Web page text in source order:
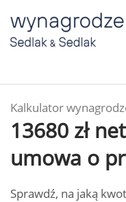
Kalkulator
13680 zł
umowa o
Sprawdź, na jaką